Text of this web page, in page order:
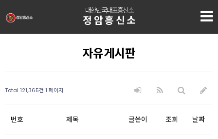
대한민국대표흥신소
정암흥신소
자유게시판
Total 121,365건 1 페이지
번호 제목 글쓴이 조회 날짜